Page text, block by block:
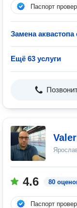
Паспорт
Замена
Ещё 63 услуги
4.6 80
Паспорт